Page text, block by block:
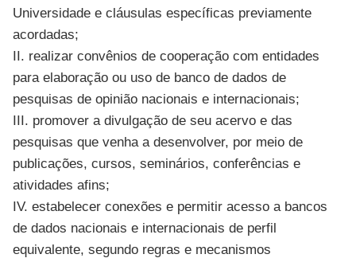
Universidade e cláusulas específicas previamente
acordadas;
II. realizar convênios de cooperação com entidades
para elaboração ou uso de banco de dados de
pesquisas de opinião nacionais e internacionais;
III. promover a divulgação de seu acervo e das
pesquisas que venha a desenvolver, por meio de
publicações, cursos, seminários, conferências e
atividades afins;
IV. estabelecer conexões e permitir acesso a bancos
de dados nacionais e internacionais de perfil
equivalente, segundo regras e mecanismos